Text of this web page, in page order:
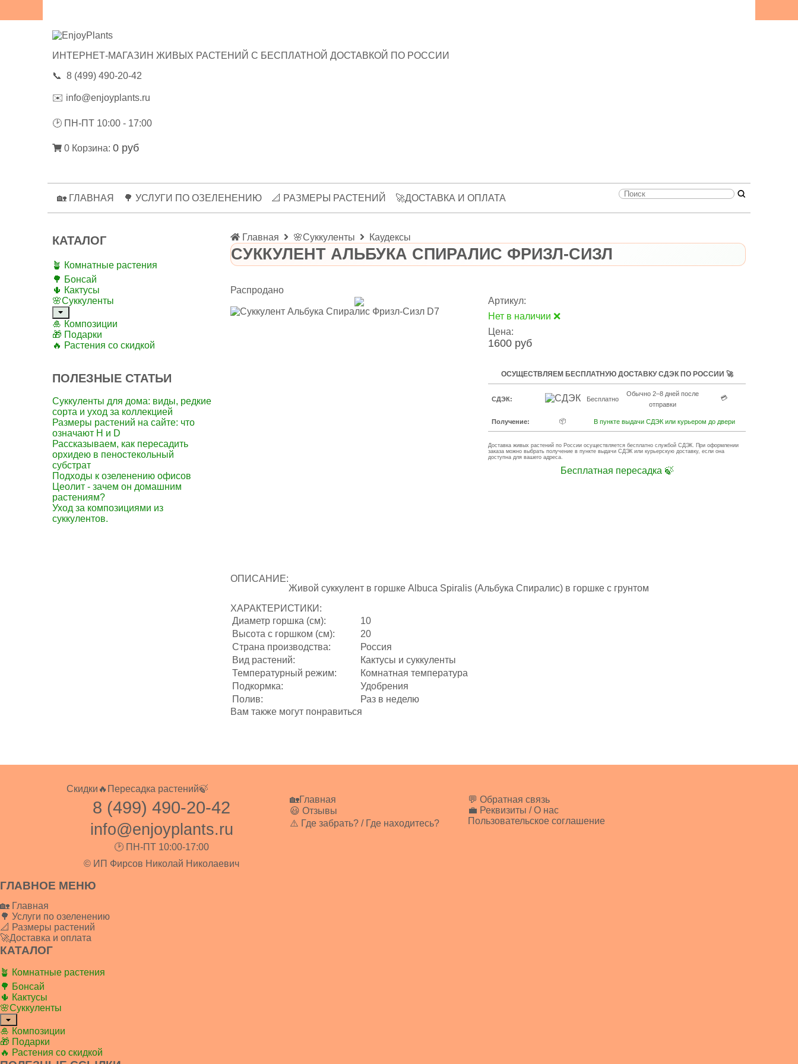
ИНТЕРНЕТ-МАГАЗИН ЖИВЫХ РАСТЕНИЙ С БЕСПЛАТНОЙ ДОСТАВКОЙ ПО РОССИИ
📞 8 (499) 490-20-42
✉️ info@enjoyplants.ru
🕑 ПН-ПТ 10:00 - 17:00
0 Корзина: 0 руб
🏡 ГЛАВНАЯ 🌳 УСЛУГИ ПО ОЗЕЛЕНЕНИЮ 📐 РАЗМЕРЫ РАСТЕНИЙ 🚀ДОСТАВКА И ОПЛАТА
КАТАЛОГ
🪴 Комнатные растения
🌳 Бонсай
🌵 Кактусы
🌸Суккуленты
🎍 Композиции
🎁 Подарки
🔥 Растения со скидкой
ПОЛЕЗНЫЕ СТАТЬИ
Суккуленты для дома: виды, редкие
сорта и уход за коллекцией
Размеры растений на сайте: что
означают H и D
Рассказываем, как пересадить
орхидею в пеностекольный
субстрат
Подходы к озеленению офисов
Цеолит - зачем он домашним
растениям?
Уход за композициями из
суккулентов.
Главная 🌸Суккуленты Каудексы
СУККУЛЕНТ АЛЬБУКА СПИРАЛИС ФРИЗЛ-СИЗЛ
Распродано
Артикул:
Нет в наличии ❌
Цена:
1600 руб
ОСУЩЕСТВЛЯЕМ БЕСПЛАТНУЮ ДОСТАВКУ СДЭК ПО РОССИИ 🚀
СДЭК: Бесплатно
Обычно 2–8 дней после
отправки
💳
Получение: 📦 В пункте выдачи СДЭК или курьером до двери
Доставка живых растений по России осуществляется бесплатно службой СДЭК. При оформлении
заказа можно выбрать получение в пункте выдачи СДЭК или курьерскую доставку, если она
доступна для вашего адреса.
Бесплатная пересадка 🍃
ОПИСАНИЕ:
Живой суккулент в горшке Albuca Spiralis (Альбука Спиралис) в горшке с грунтом
ХАРАКТЕРИСТИКИ:
Диаметр горшка (см):
10
Высота с горшком (см):
20
Страна производства:
Россия
Вид растений:
Кактусы и суккуленты
Температурный режим:
Комнатная температура
Подкормка:
Удобрения
Полив:
Раз в неделю
Вам также могут понравиться
Скидки🔥 Пересадка растений🍃
8 (499) 490-20-42
info@enjoyplants.ru
🕑 ПН-ПТ 10:00-17:00
© ИП Фирсов Николай Николаевич
🏡Главная
😃 Отзывы
⚠️ Где забрать? / Где находитесь?
💬 Обратная связь
💼 Реквизиты / О нас
Пользовательское соглашение
ГЛАВНОЕ МЕНЮ
🏡 Главная
🌳 Услуги по озеленению
📐 Размеры растений
🚀Доставка и оплата
КАТАЛОГ
🪴 Комнатные растения
🌳 Бонсай
🌵 Кактусы
🌸Суккуленты
🎍 Композиции
🎁 Подарки
🔥 Растения со скидкой